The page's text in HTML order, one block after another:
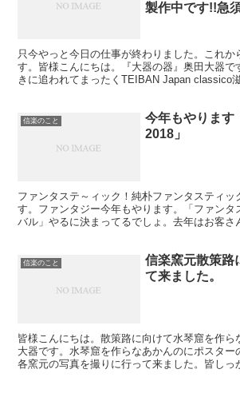
製作中です!!急
只今やっと今日の仕事が終わりました。これ
す。皆様こんにちは。『大器の器』奥田大器で
きに追われてまったくTEIBAN Japan classico
信楽のこと
今年もやります
2018」
ファンタステ～ィック！純朴ファンタスティッ
す。ファンタジー今年もやります。「ファンタ
バル」やるに決まってるでしょ。去年はお客さ
信楽のこと
信楽窯元散策路
て来ました。
皆様こんにちは。散策路に向けて水琴窟を作ら
大器です。水琴窟を作らなあかんのにポスター
各窯元の写真を撮りに行って来ました。皆しっ